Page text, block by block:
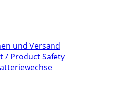
und Versand
/ Product Safety